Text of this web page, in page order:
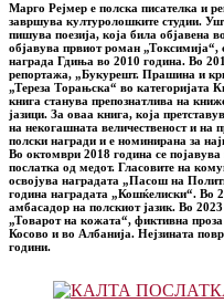
Марго Рејмер e полска писателка и
завршува културолошките студии.
пишува поезија, која била објавена
објавува првиот роман
награда Гдиња во 2010 година. Во
репортажа, „Букурешт. Прашина и
„Тереза Торањска“ во категоријата
книга станува препознатлива на
јазици. За оваа книга, која
на некогашната величественост и на
полски награди и е номинирана за
Во октомври 2018 година се
послатка од медот. Гласовите на
освојува наградата „Пасош на
година наградата „Кошќелиски“. Во
амбасадор на полскиот јазик. Во
„Товарот на кожата“, фиктивна
Косово и во Албанија. Нејзината
години.